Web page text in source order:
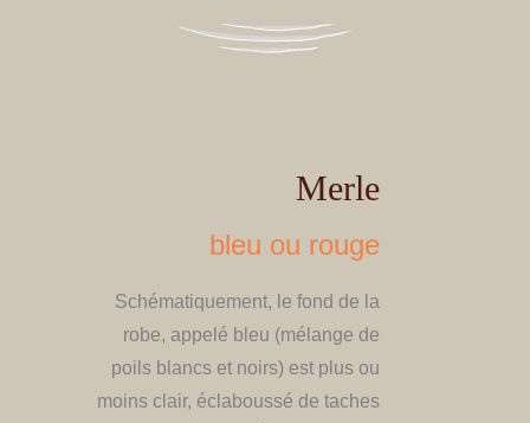
Merle
bleu ou rouge
​Schématiquement, le fond de la
robe, appelé bleu (mélange de
poils blancs et noirs) est plus ou
moins clair, éclaboussé de taches